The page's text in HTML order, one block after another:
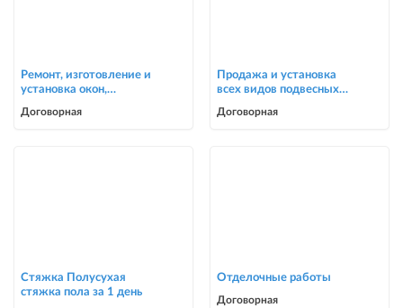
Ремонт, изготовление и
установка окон,
Договорная
Продажа и установка
всех видов подвесных
Договорная
Стяжка Полусухая
стяжка пола за 1 день
Отделочные работы
Договорная